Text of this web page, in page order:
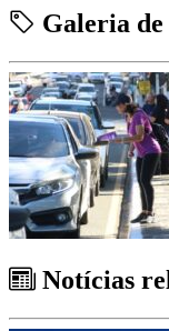
Galeria de
Notícias